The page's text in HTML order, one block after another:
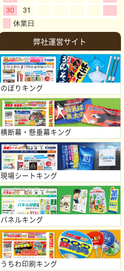
弊社運営サイト
のぼりキング
横断幕・懸垂幕キング
現場シートキング
パネルキング
うちわ印刷キング